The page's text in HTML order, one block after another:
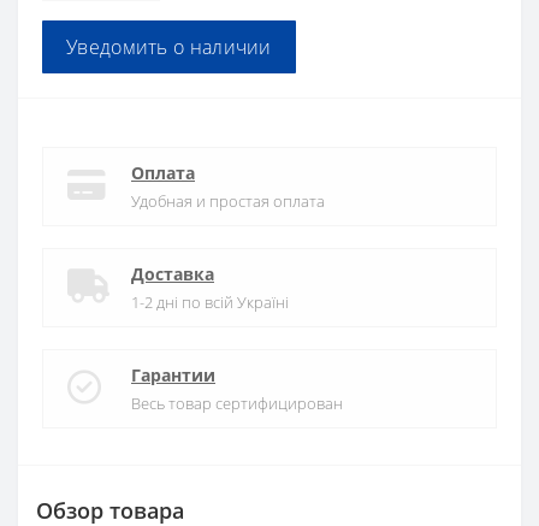
Уведомить о наличии
Оплата
Удобная и простая оплата
Доставка
1-2 дні по всій Україні
Гарантии
Весь товар сертифицирован
Обзор товара